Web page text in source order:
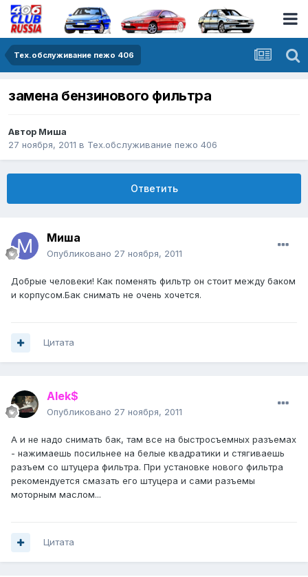
Тех.обслуживание пежо 406
замена бензинового фильтра
Автор Миша
27 ноября, 2011 в Тех.обслуживание пежо 406
Ответить
Миша
Опубликовано 27 ноября, 2011
Добрые человеки! Как поменять фильтр он стоит между баком
и корпусом.Бак снимать не очень хочется.
Цитата
Alek$
Опубликовано 27 ноября, 2011
А и не надо снимать бак, там все на быстросъемных разъемах
- нажимаешь посильнее на белые квадратики и стягиваешь
разъем со штуцера фильтра. При установке нового фильтра
рекомендуется смазать его штуцера и сами разъемы
моторным маслом...
Цитата